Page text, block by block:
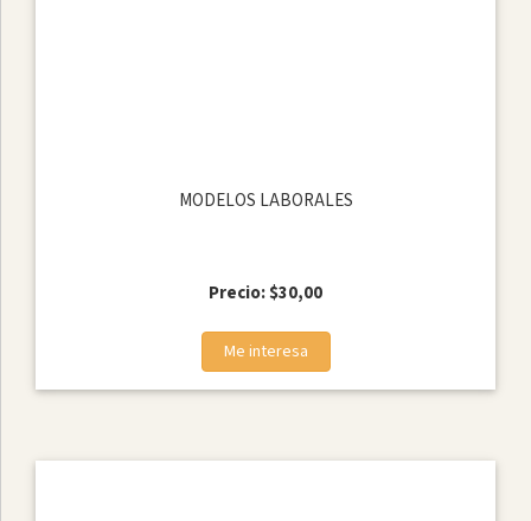
MODELOS LABORALES
Precio: $30,00
Me interesa